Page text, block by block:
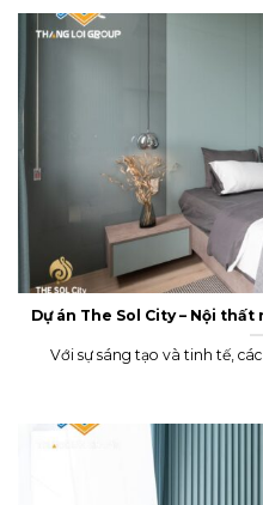
Dự án The Sol City – Nội
Với sự sáng tạo và tinh tế,